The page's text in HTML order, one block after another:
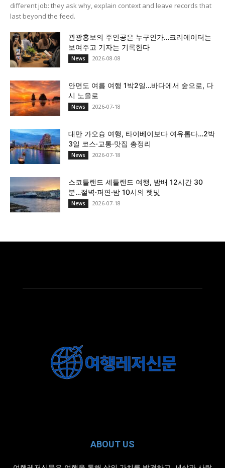
different job: they ask why, explain context and leave records that
last beyond the feed.
관광홍보의 주인공은 누구인가…크리에이터는
보여주고 기자는 기록한다
News 2026-08-08
안면도 여름 여행 1박2일…바다에서 숲으로, 다
시 노을로
News 2026-07-18
대만 가오슝 여행, 타이베이보다 여유롭다…2박
3일 코스·교통·맛집 총정리
News 2026-07-18
스코틀랜드 셰틀랜드 여행, 밤배 12시간 30
분…절벽·퍼핀·밤 10시의 햇빛
News 2026-07-18
ABOUT US